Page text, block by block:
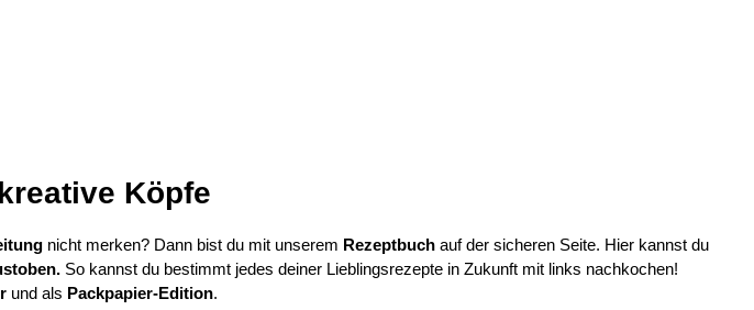
Köpfe
nicht merken? Dann bist du mit unserem Rezeptbuch auf der sicheren Seite. Hier kannst du
So kannst du bestimmt jedes deiner Lieblingsrezepte in Zukunft mit links nachkochen!
und als Packpapier-Edition.